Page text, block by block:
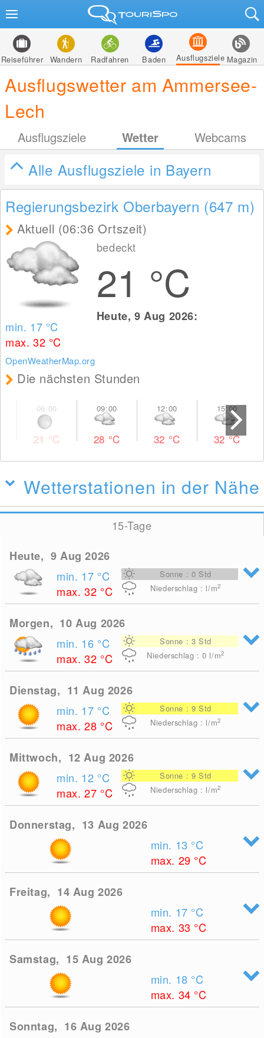
Reiseführer Wandern Radfahren Baden Ausflugsziele Magazin
Ausflugswetter am Ammersee-
Lech
Ausflugsziele Wetter Webcams
Alle Ausflugsziele in Bayern
Regierungsbezirk Oberbayern (647 m)
Aktuell (06:36 Ortszeit)
min. 17 °C
max. 32 °C
OpenWeatherMap.org
bedeckt
21 °C
Heute, 9 Aug 2026:
Die nächsten Stunden
21 °C 28 °C 32 °C 32°C
Wetterstationen in der Nähe
15-Tage
Heute, 9 Aug 2026
min. 17 °C
max. 32 °C
Sonne : 0 Std
Niederschlag : l/m2
Morgen, 10 Aug 2026
min. 16 °C
max. 32 °C
Sonne : 3 Std
Niederschlag : 0 l/m2
Dienstag, 11 Aug 2026
min. 17 °C
max. 28 °C
Sonne : 9 Std
Niederschlag : l/m2
Mittwoch, 12 Aug 2026
min. 12 °C
max. 27 °C
Sonne : 9 Std
Niederschlag : l/m2
Donnerstag, 13 Aug 2026
min. 13 °C
max. 29 °C
Freitag, 14 Aug 2026
min. 17 °C
max. 33 °C
Samstag, 15 Aug 2026
min. 18 °C
max. 34 °C
Sonntag, 16 Aug 2026